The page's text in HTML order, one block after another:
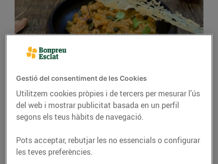
Rissoto de carbassa i
formatge de cabra
08/d’octubre/2021
Gestió del consentiment de les Cookies
Utilitzem cookies pròpies i de tercers per mesurar l’ús
del web i mostrar publicitat basada en un perfil
segons els teus hàbits de navegació.
Pots acceptar, rebutjar les no essencials o configurar
les teves preferències.